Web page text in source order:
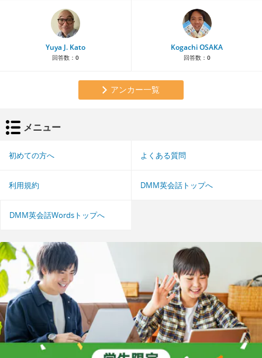
Yuya J. Kato
回答数： 0
Kogachi OSAKA
回答数： 0
アンカー一覧
メニュー
初めての方へ よくある質問
利用規約 DMM英会話トップへ
DMM英会話Wordsトップへ